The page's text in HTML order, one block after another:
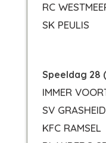
RC
SK PEULIS
Speeldag 28
IMMER
SV
KFC RAMSEL